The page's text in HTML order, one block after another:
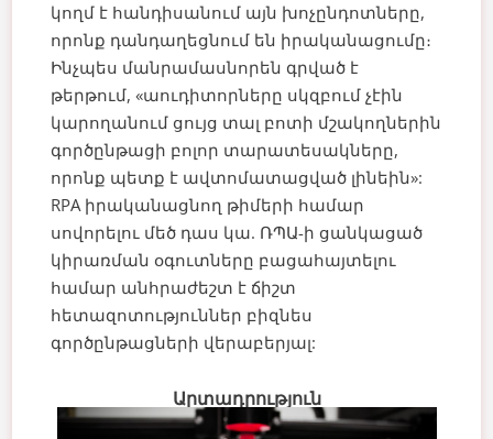
կողմ է հանդիսանում այն խոչընդոտները,
որոնք դանդաղեցնում են իրականացումը։
Ինչպես մանրամասնորեն գրված է
թերթում, «աուդիտորները սկզբում չէին
կարողանում ցույց տալ բոտի մշակողներին
գործընթացի բոլոր տարատեսակները,
որոնք պետք է ավտոմատացված լինեին»:
RPA իրականացնող թիմերի համար
սովորելու մեծ դաս կա. ՌՊԱ-ի ցանկացած
կիրառման օգուտները բացահայտելու
համար անհրաժեշտ է ճիշտ
հետազոտություններ բիզնես
գործընթացների վերաբերյալ:
Արտադրություն